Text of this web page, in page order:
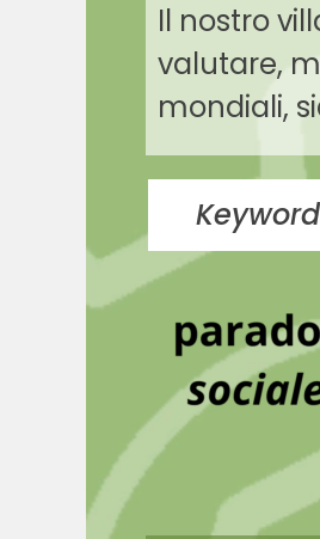
Il nostro
valutare,
mondiali,